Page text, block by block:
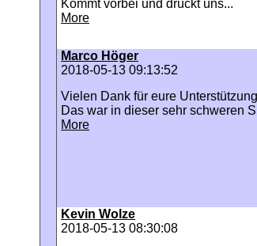
Kommt vorbei und drückt uns...
More
Marco Höger
2018-05-13 09:13:52
Vielen Dank für eure
Das war in dieser sehr schweren
More
Kevin Wolze
2018-05-13 08:30:08